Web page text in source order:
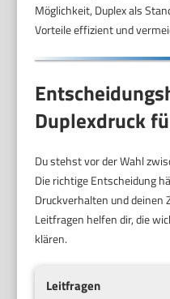
Möglichkeit, Duplex als
Vorteile effizient und
Duplexdruck
Du stehst vor der Wahl
Die richtige Entscheidung
Druckverhalten und deinen
Leitfragen helfen dir, die
klären.
Leitfragen